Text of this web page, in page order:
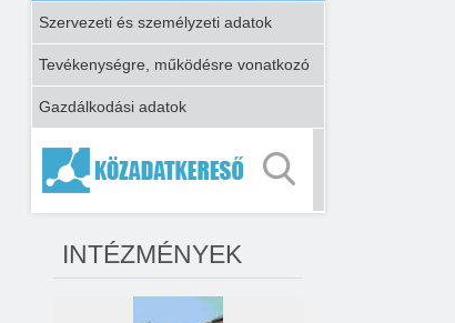
Szervezeti és személyzeti adatok
Tevékenységre, működésre vonatkozó
Gazdálkodási adatok
INTÉZMÉNYEK